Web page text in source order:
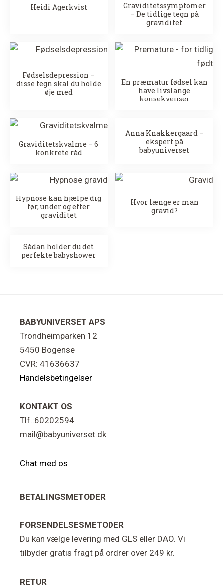
Heidi Agerkvist
Graviditetssymptomer
– De tidlige tegn på
graviditet
Fødselsdepression –
disse tegn skal du holde
øje med
En præmatur fødsel kan
have livslange
konsekvenser
Graviditetskvalme – 6
konkrete råd
Anna Knakkergaard –
ekspert på
babyuniverset
Hypnose kan hjælpe dig
før, under og efter
graviditet
Hvor længe er man
gravid?
Sådan holder du det
perfekte babyshower
Footer
BABYUNIVERSET APS
Trondheimparken 12
5450 Bogense
CVR: 41636637
Handelsbetingelser
KONTAKT OS
Tlf.:60202594
mail@babyuniverset.dk
Chat med os
BETALINGSMETODER
FORSENDELSESMETODER
Du kan vælge levering med GLS eller DAO. Vi
tilbyder gratis fragt på ordrer over 249 kr.
RETUR